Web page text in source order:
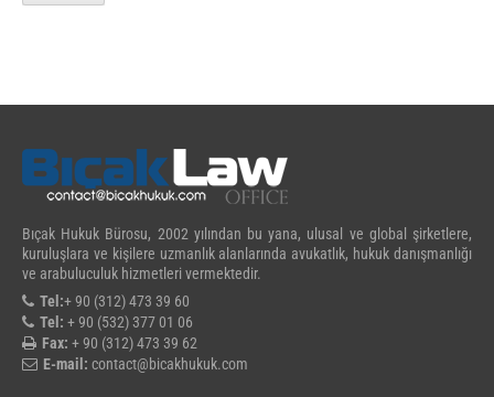
Bıçak Hukuk Bürosu, 2002 yılından bu yana, ulusal ve global şirketlere,
kuruluşlara ve kişilere uzmanlık alanlarında avukatlık, hukuk danışmanlığı
ve arabuluculuk hizmetleri vermektedir.
Tel:+ 90 (312) 473 39 60
Tel: + 90 (532) 377 01 06
Fax: + 90 (312) 473 39 62
E-mail: contact@bicakhukuk.com